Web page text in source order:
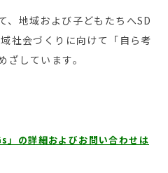
、地域および子どもたちへSD
社会づくりに向けて「自ら考
ざしています。
」の詳細およびお問い合わせは